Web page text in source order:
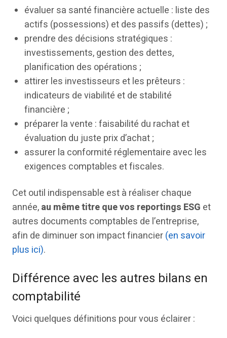
évaluer sa santé financière actuelle : liste des
actifs (possessions) et des passifs (dettes) ;
prendre des décisions stratégiques :
investissements, gestion des dettes,
planification des opérations ;
attirer les investisseurs et les prêteurs :
indicateurs de viabilité et de stabilité
financière ;
préparer la vente : faisabilité du rachat et
évaluation du juste prix d’achat ;
assurer la conformité réglementaire avec les
exigences comptables et fiscales.
Cet outil indispensable est à réaliser chaque
année,au même titre que vos reportings ESG et
autres documents comptables de l’entreprise,
afin de diminuer son impact financier(en savoir
plus ici).
Différence avec les autres bilans en
comptabilité
Voici quelques définitions pour vous éclairer :